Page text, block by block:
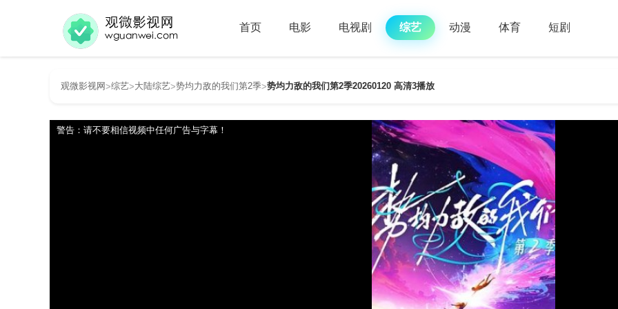
首页 电影 电视剧 综艺 动漫 体育 短剧
观微影视网>综艺>大陆综艺>势均力敌的我们第2季>势均力敌的我们第2季20260120 高清3播放
警告：请不要相信视频中任何广告与字幕！